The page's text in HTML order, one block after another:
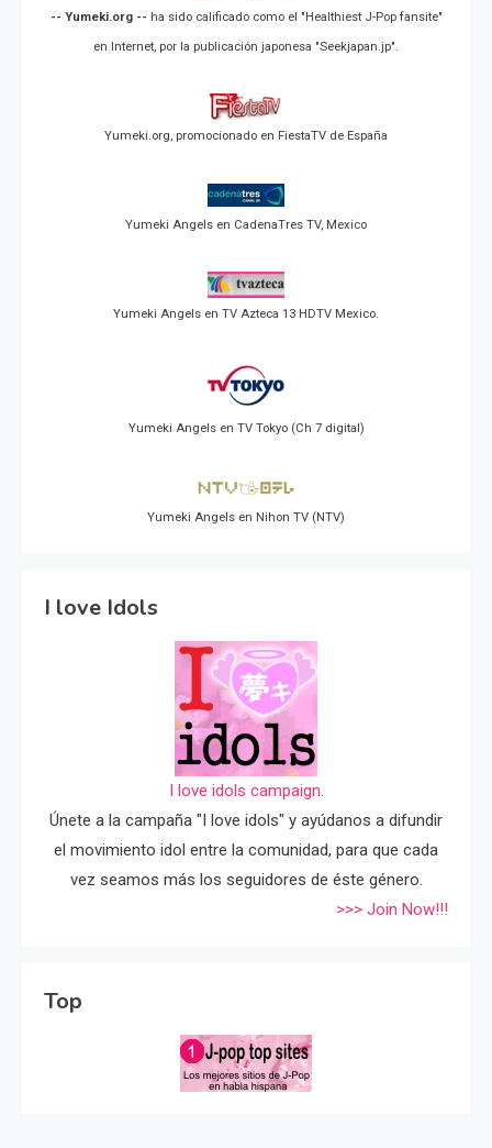
-- Yumeki.org -- ha sido calificado como el "Healthiest J-Pop fansite"
en Internet, por la publicación japonesa "Seekjapan.jp".
Yumeki.org, promocionado en FiestaTV de España
Yumeki Angels en CadenaTres TV, Mexico
Yumeki Angels en TV Azteca 13 HDTV Mexico.
Yumeki Angels en TV Tokyo (Ch 7 digital)
Yumeki Angels en Nihon TV (NTV)
I love Idols
I love idols campaign.
Únete a la campaña "I love idols" y ayúdanos a difundir
el movimiento idol entre la comunidad, para que cada
vez seamos más los seguidores de éste género.
>>> Join Now!!!
Top